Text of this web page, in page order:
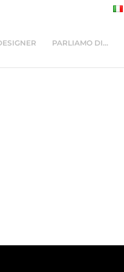
PARLIAMO DI…